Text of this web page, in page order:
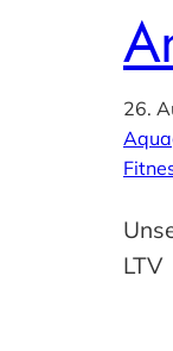
26.
LTV